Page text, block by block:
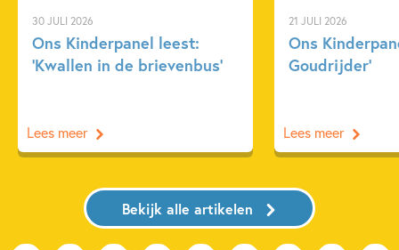
30 JULI 2026
Ons Kinderpanel leest:
‘Kwallen in de brievenbus’
Lees meer
21 JULI 2026
Ons
Goudrijder’
Lees meer
Bekijk alle artikelen